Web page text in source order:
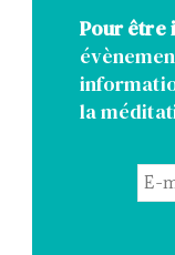
Pour être
la